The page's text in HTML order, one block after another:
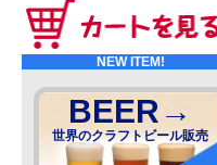
NEW ITEM!
BEER→
世界のクラフトビール販売